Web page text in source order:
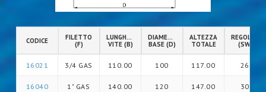
CODICE
FILETTO
(F)
LUNGHEZZA
VITE (B)
DIAMETRO
BASE (D)
ALTEZZA
TOTALE
(SW)
16021 3/4 GAS 110.00 100 117.00 26
16040 1" GAS 140.00 120 147.00 30